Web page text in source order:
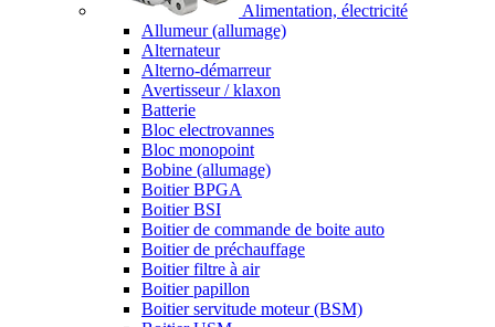
Alimentation, électricité
Allumeur (allumage)
Alternateur
Alterno-démarreur
Avertisseur / klaxon
Batterie
Bloc electrovannes
Bloc monopoint
Bobine (allumage)
Boitier BPGA
Boitier BSI
Boitier de commande de boite auto
Boitier de préchauffage
Boitier filtre à air
Boitier papillon
Boitier servitude moteur (BSM)